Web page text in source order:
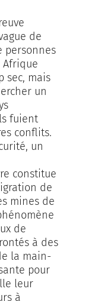
de
personnes
sec, mais
un
fuient
conflits.
un
constitue
de
mines de
de
à des
la main-
pour
leur
à